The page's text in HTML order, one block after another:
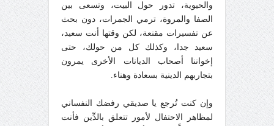
والحيوية، تدور حول البيت، وتسعى بين
الصفا والمروة، ترمي الجمرات، دون بحث
عن تفسيرات مقنعة، لكن وقتها أنت سعيد،
سعيد جدا، وكذلك كل من حولك، حتى
إخواننا أصحاب الديانات الأخرى يمرون
بتجاربهم الدينية بسعادة وهناء.
وإن كنت تُرجع يا صديقي رفضك النفساني
لمظاهر الاحتفال لأمور تتعلق بالدِّين فأنت